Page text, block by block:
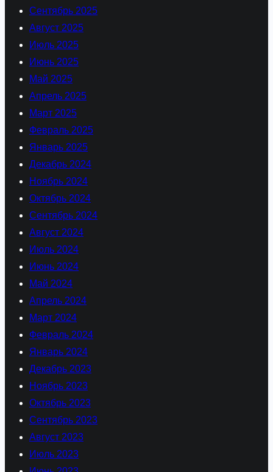
Сентябрь 2025
Август 2025
Июль 2025
Июнь 2025
Май 2025
Апрель 2025
Март 2025
Февраль 2025
Январь 2025
Декабрь 2024
Ноябрь 2024
Октябрь 2024
Сентябрь 2024
Август 2024
Июль 2024
Июнь 2024
Май 2024
Апрель 2024
Март 2024
Февраль 2024
Январь 2024
Декабрь 2023
Ноябрь 2023
Октябрь 2023
Сентябрь 2023
Август 2023
Июль 2023